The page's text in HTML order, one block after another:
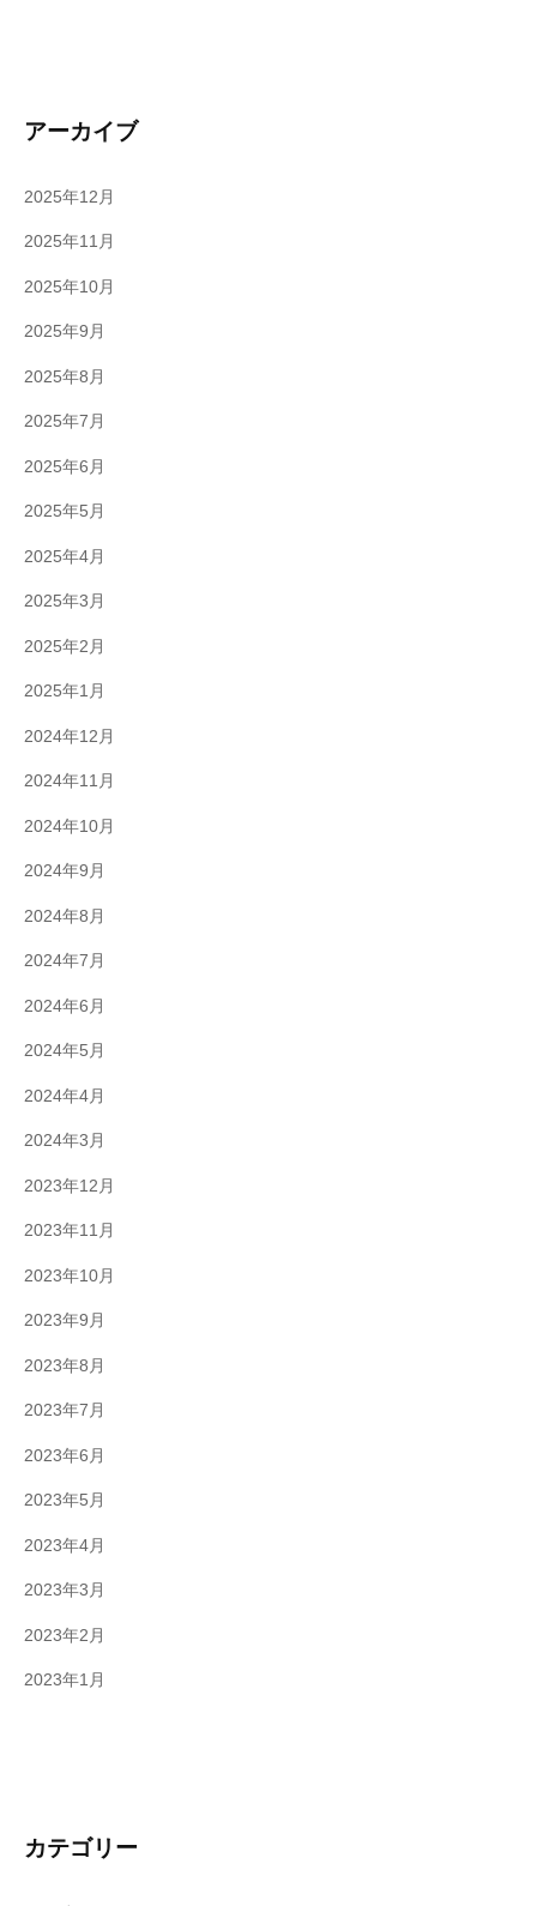
アーカイブ
2025年12月
2025年11月
2025年10月
2025年9月
2025年8月
2025年7月
2025年6月
2025年5月
2025年4月
2025年3月
2025年2月
2025年1月
2024年12月
2024年11月
2024年10月
2024年9月
2024年8月
2024年7月
2024年6月
2024年5月
2024年4月
2024年3月
2023年12月
2023年11月
2023年10月
2023年9月
2023年8月
2023年7月
2023年6月
2023年5月
2023年4月
2023年3月
2023年2月
2023年1月
カテゴリー